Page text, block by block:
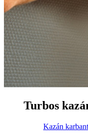
Turbos
Kazán